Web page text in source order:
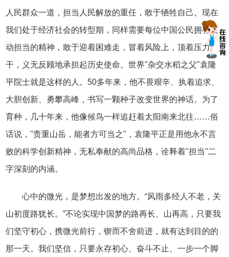
人民群众一道，担当人民解放的重任，敢于牺牲自己。现在
我们处于经济社会的转型期，同样需要每位中国公民拥有主
动担当的精神，敢于迎着困难走，冒着风险上，顶着压力
干，义无反顾地承担起历史使命。世界"杂交水稻之父"袁隆
平院士就是这样的人。50多年来，他不畏艰辛、执着追求、
大胆创新、勇攀高峰，书写一颗种子改变世界的神话。为了
育种，几十年来，他像候鸟一样追赶着太阳南来北往……俗
话说，"责重山岳，能者方可当之"，袁隆平正是用他永不言
败的科学创新精神，无私奉献的高尚品格，诠释着"担当"二
字深刻的内涵。
心中的微光，是梦想出发的地方。“风雨多经人不老，关
山初度路犹长。”不论实现中国梦的路再长、山再高，只要我
们坚守初心，携微光前行，锲而不舍前进，就有达到目的的
那一天。我们坚信，只要永存初心、奋斗不止、一步一个脚